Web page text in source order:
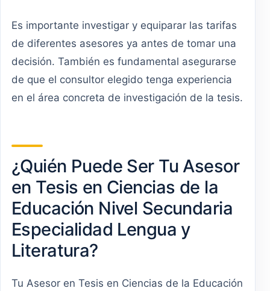
Es importante investigar y equiparar las tarifas
de diferentes asesores ya antes de tomar una
decisión. También es fundamental asegurarse
de que el consultor elegido tenga experiencia
en el área concreta de investigación de la tesis.
¿Quién Puede Ser Tu Asesor
en Tesis en Ciencias de la
Educación Nivel Secundaria
Especialidad Lengua y
Literatura?
Tu Asesor en Tesis en Ciencias de la Educación